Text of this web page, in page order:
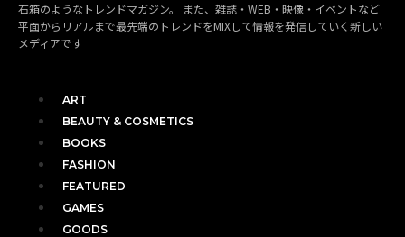
石箱のようなトレンドマガジン。 また、雑誌・WEB・映像・イベントなど
平面からリアルまで最先端のトレンドをMIXして情報を発信していく新しい
メディアです
ART
BEAUTY & COSMETICS
BOOKS
FASHION
FEATURED
GAMES
GOODS